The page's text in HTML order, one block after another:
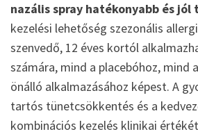
nazális spray hatékonyabb és
kezelési lehetőség szezonális
szenvedő, 12 éves kortól
számára, mind a placebóhoz, mind
önálló alkalmazásához képest. A
tartós tünetcsökkentés és a
kombinációs kezelés klinikai